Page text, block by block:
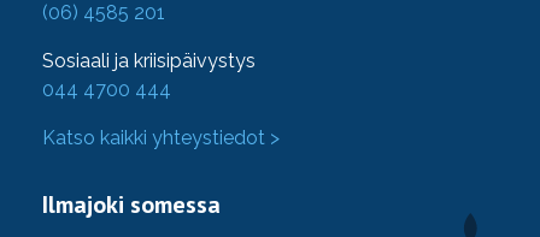
(06) 4585 201
Sosiaali ja kriisipäivystys
044 4700 444
Katso kaikki yhteystiedot >
Ilmajoki somessa